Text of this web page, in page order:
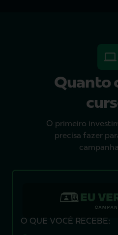
Quanto
O primeiro
precisa fazer
O QUE VOCÊ RECEBE: